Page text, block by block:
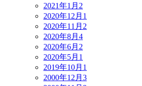
2021年1月 2
2020年12月 1
2020年11月 2
2020年8月 4
2020年6月 2
2020年5月 1
2019年10月 1
2000年12月 3